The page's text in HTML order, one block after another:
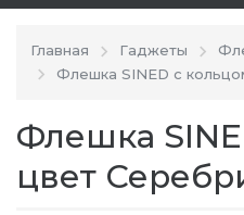
Главная Гаджеты
Флешка SINED с
Флешка
цвет